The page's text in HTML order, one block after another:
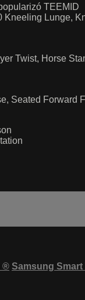
TEEMID
Kneeling Lunge,
Twist, Horse
Seated Forward
® Samsung Smart